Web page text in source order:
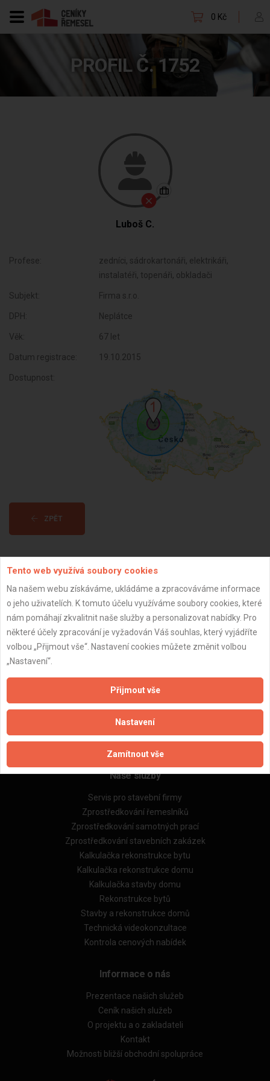
0 Kč
PROFIL Č. 1752
Luboš C.
Profese:
zedníci, sádrokartonáři, elektrikáři,
instalatéři, topenáři, obkladači
Subjekt: Firma s.r.o.
DPH: Neplátce
Věk: 67 let
Datum registrace: 19.10.2015
Dostupnost:
ZPĚT
Důležité informace
Zásady pro používání souborů cookie
Naše excelové tabulky online
Naše služby
Servis pro stavební firmy
Zprostředkování řemeslníků
Zprostředkování samotných prací
Zprostředkování stavebních zakázek
Kalkulačka rekonstrukce bytu
Kalkulačka rekonstrukce domu
Kalkulačka stavby domu
Rekonstrukce bytů
Stavby a rekonstrukce domů
Technická videokonzultace
Kontrola cenových nabídek
Informace o nás
Prezentace našich služeb
Ceník našich služeb
O projektu a o zakladateli
Kontakt
Možnosti bližší obchodní spolupráce
Tento web využívá soubory cookies
Na našem webu získáváme, ukládáme a zpracováváme informace
o jeho uživatelích. K tomuto účelu využíváme soubory cookies, které
nám pomáhají zkvalitnit naše služby a personalizovat nabídky. Pro
některé účely zpracování je vyžadován Váš souhlas, který vyjádříte
volbou „Přijmout vše“. Nastavení cookies můžete změnit volbou
„Nastavení“.
Přijmout vše
Nastavení
Zamítnout vše